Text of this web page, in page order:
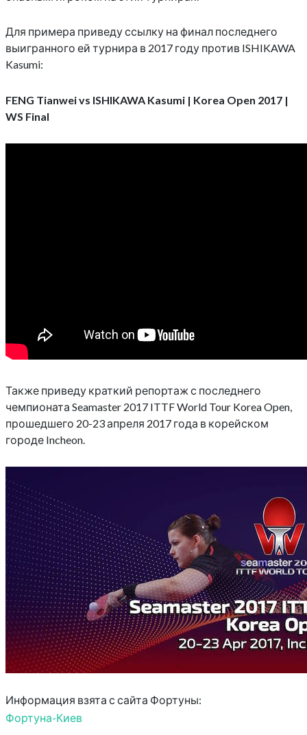
Для примера приведу ссылку на финал последнего
выигранного ей турнира в 2017 году против ISHIKAWA
Kasumi:
FENG Tianwei vs ISHIKAWA Kasumi | Korea Open 2017 |
WS Final
Также приведу краткий репортаж с последнего
чемпионата Seamaster 2017 ITTF World Tour Korea Open,
прошедшего 20-23 апреля 2017 года в корейском
городе Incheon.
Информация взята с сайта Фортуны:
Фортуна-Киев